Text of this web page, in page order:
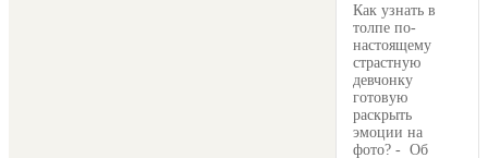
Как узнать в
толпе по-
настоящему
страстную
девчонку
готовую
раскрыть
эмоции на
фото? - Об